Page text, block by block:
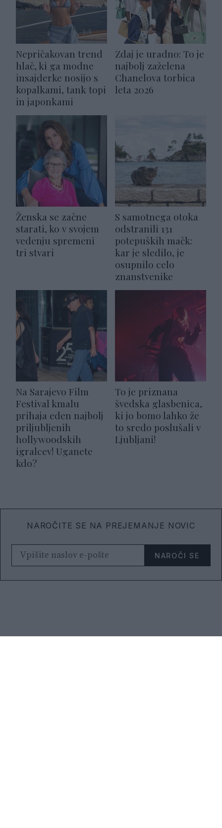
Nepričakovan trend
hlač, ki ga modne
insajderke nosijo s
kopalkami, tank topi
in japonkami
Zdaj je uradno: To je
najbolj zaželena
Chanelova torbica
leta 2026
Ženska se začne
starati, ko v svojem
vedenju spremeni
tri stvari
S samotnega otoka
odstranili 131
potepuških mačk:
kar je sledilo, je
osupnilo celo
znanstvenike
Na Sarajevo Film
Festival kmalu
prihaja eden najbolj
priljubljenih
hollywoodskih
igralcev! Uganete
kdo?
To je priznana
švedska glasbenica,
ki jo bomo lahko že
to sredo poslušali v
Ljubljani!
NAROČITE SE NA PREJEMANJE NOVIC
NAROČI SE